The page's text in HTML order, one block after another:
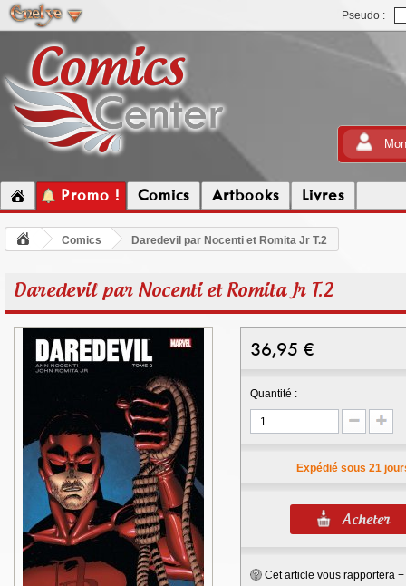
Pseudo :
Promo ! Comics Artbooks Livres
Comics Daredevil par Nocenti et Romita Jr T.2
Daredevil par Nocenti et Romita Jr T.2
36,95 €
Quantité :
Expédié sous 21
Cet article vous rapportera +